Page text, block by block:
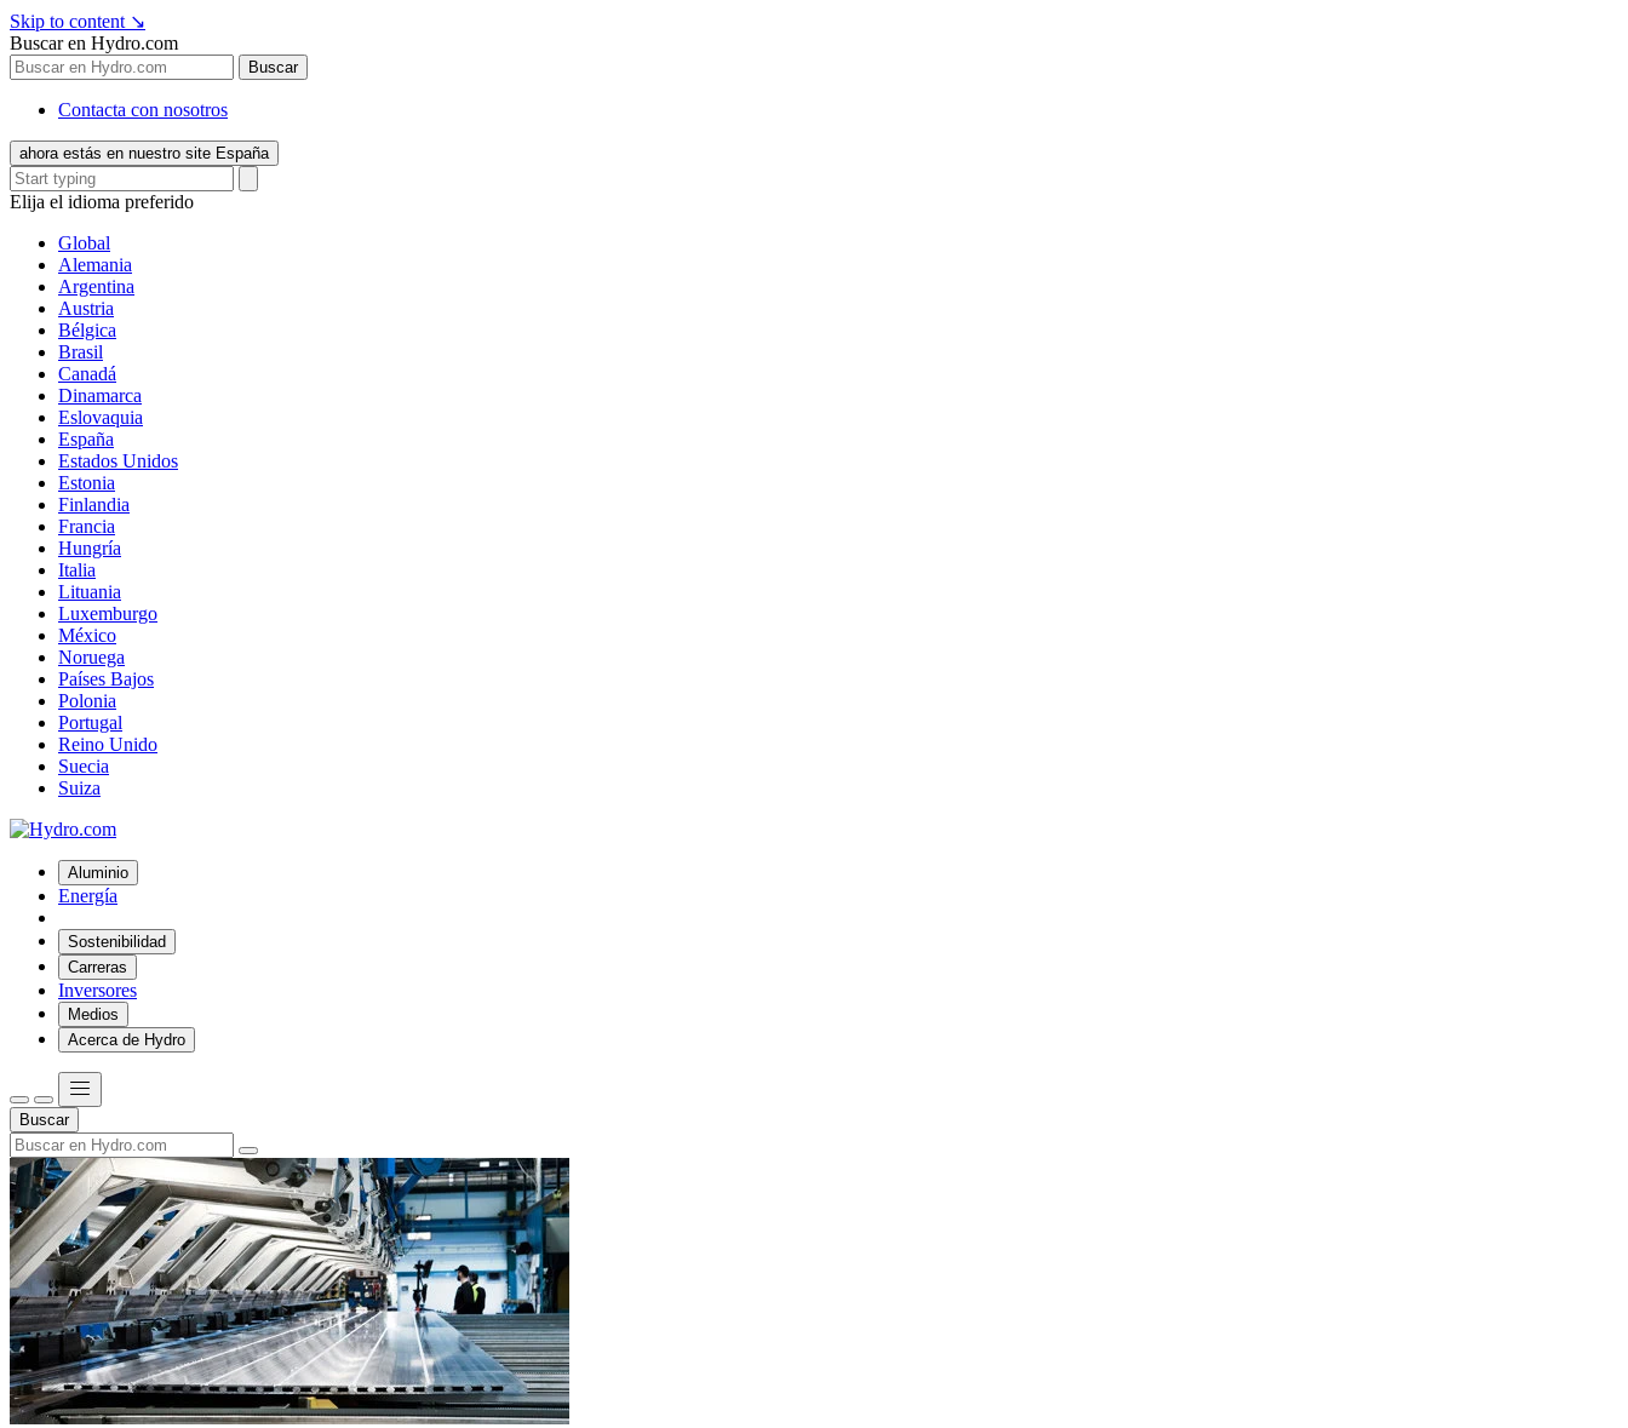
Skip to content ↘
Buscar en Hydro.com
Buscar
Contacta con nosotros
ahora estás en nuestro site España
Elija el idioma preferido
Global
Alemania
Argentina
Austria
Bélgica
Brasil
Canadá
Dinamarca
Eslovaquia
España
Estados Unidos
Estonia
Finlandia
Francia
Hungría
Italia
Lituania
Luxemburgo
México
Noruega
Países Bajos
Polonia
Portugal
Reino Unido
Suecia
Suiza
Aluminio
Energía
Sostenibilidad
Carreras
Inversores
Medios
Acerca de Hydro
Buscar